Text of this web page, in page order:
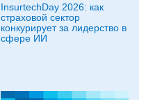
InsurtechDay 2026: как
страховой сектор
конкурирует за лидерство в
сфере ИИ